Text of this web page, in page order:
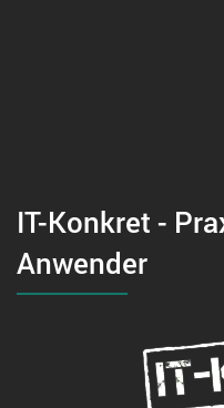
IT-Konkret -
Anwender